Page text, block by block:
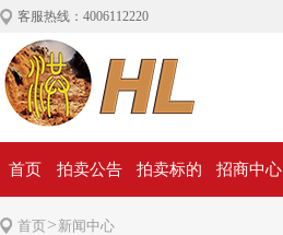
客服热线：4006112220
首页 拍卖公告 拍卖标的 招商中心
首页> 新闻中心